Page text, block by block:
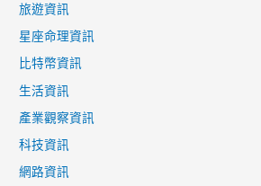
旅遊資訊
星座命理資訊
比特幣資訊
生活資訊
產業觀察資訊
科技資訊
網路資訊